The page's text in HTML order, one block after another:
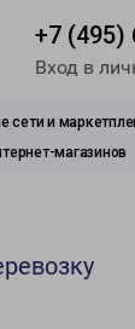
+7 (495)
Вход в
сети и
магазинов